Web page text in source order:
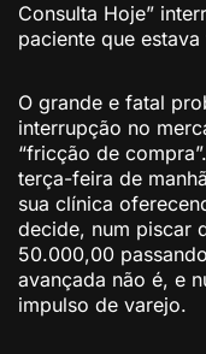
Consulta Hoje”
paciente que
O grande e fatal
interrupção no
“fricção de
terça-feira de
sua clínica
decide, num piscar
50.000,00
avançada não é, e
impulso de varejo.